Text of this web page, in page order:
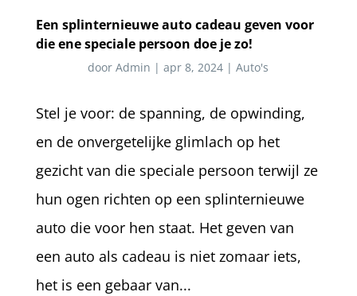
Een splinternieuwe auto cadeau geven voor
die ene speciale persoon doe je zo!
doorAdmin |apr 8, 2024 |Auto's
Stel je voor: de spanning, de opwinding,
en de onvergetelijke glimlach op het
gezicht van die speciale persoon terwijl ze
hun ogen richten op een splinternieuwe
auto die voor hen staat. Het geven van
een auto als cadeau is niet zomaar iets,
het is een gebaar van...